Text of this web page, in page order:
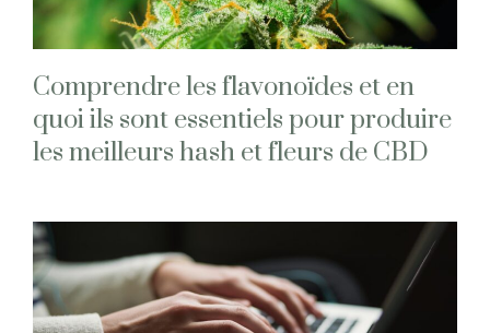
Comprendre les flavonoïdes et en
quoi ils sont essentiels pour produire
les meilleurs hash et fleurs de CBD